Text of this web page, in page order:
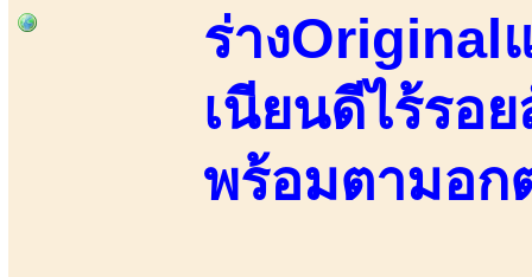
ร่างOriginal
เนียนดีไร้รอ
พร้อมตามอก